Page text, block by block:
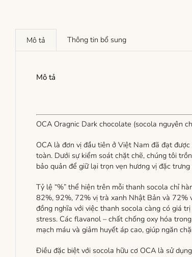
Mô tả Thông tin bổ sung
Mô tả
OCA Oragnic Dark chocolate (socola nguyên
OCA là đơn vị đầu tiên ở Việt Nam đã đạt
toàn. Dưới sự kiểm soát chặt chẽ, chúng tôi
bảo quản để giữ lại trọn vẹn hương vị đặc
Tỷ lệ “%” thể hiện trên mỗi thanh socola chỉ
82%, 92%, 72% vị trà xanh Nhật Bản và 72%
đồng nghĩa với việc thanh socola càng có giá
stress. Các flavanol – chất chống oxy hóa
mạch máu và giảm huyết áp cao, giúp ngăn
Điều đặc biệt với socola hữu cơ OCA là sử